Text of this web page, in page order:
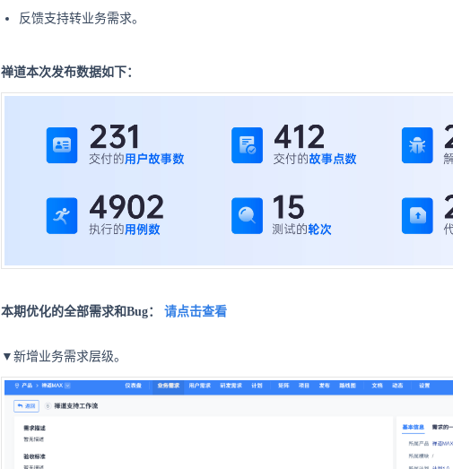
反馈支持转业务需求。
禅道本次发布数据如下：
本期优化的全部需求和Bug： 请点击查看
▼新增业务需求层级。